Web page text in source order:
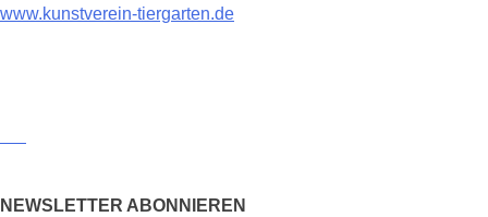
www.kunstverein-tiergarten.de
NEWSLETTER ABONNIEREN